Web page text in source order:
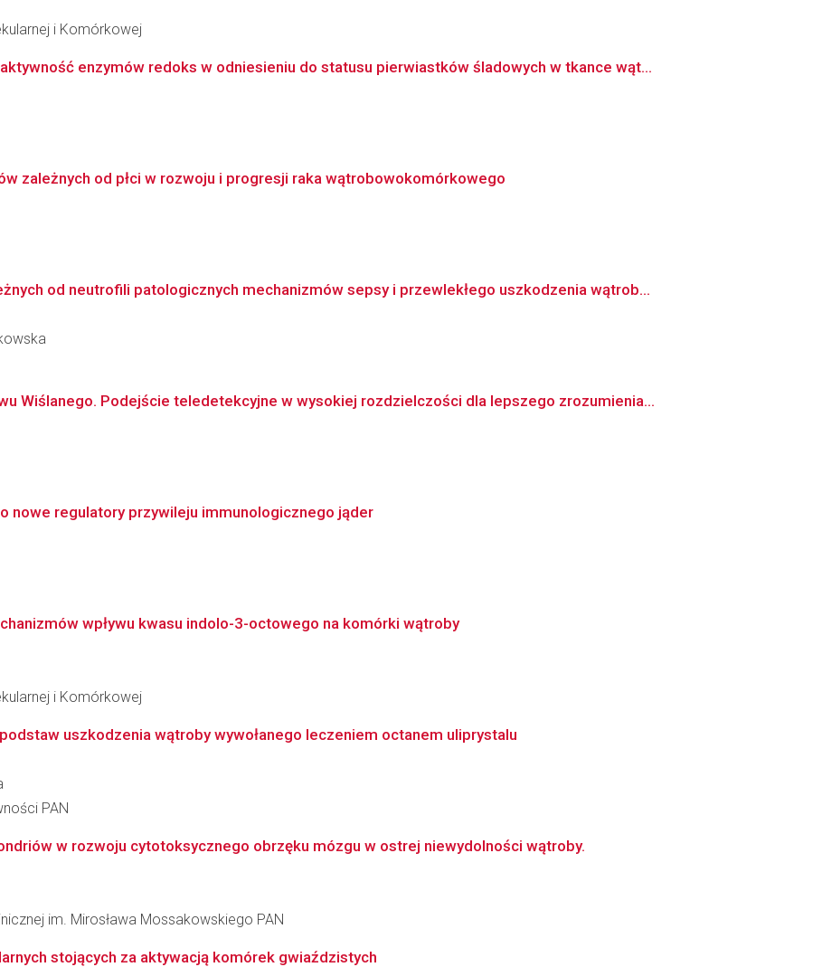
i Komórkowej
enzymów redoks w odniesieniu do statusu pierwiastków śladowych w tkance wąt...
zależnych od płci w rozwoju i progresji raka wątrobowokomórkowego
od neutrofili patologicznych mechanizmów sepsy i przewlekłego uszkodzenia wątrob...
Wiślanego. Podejście teledetekcyjne w wysokiej rozdzielczości dla lepszego zrozumienia...
nowe regulatory przywileju immunologicznego jąder
wpływu kwasu indolo-3-octowego na komórki wątroby
i Komórkowej
uszkodzenia wątroby wywołanego leczeniem octanem uliprystalu
PAN
w rozwoju cytotoksycznego obrzęku mózgu w ostrej niewydolności wątroby.
im. Mirosława Mossakowskiego PAN
stojących za aktywacją komórek gwiaździstych